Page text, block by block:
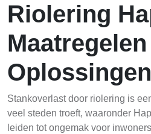
Riolering
Oplossingen
Stankoverlast door riolering is
veel steden troeft, waaronder
leiden tot ongemak voor